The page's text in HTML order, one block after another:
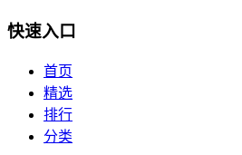
快速入口
首页
精选
排行
分类